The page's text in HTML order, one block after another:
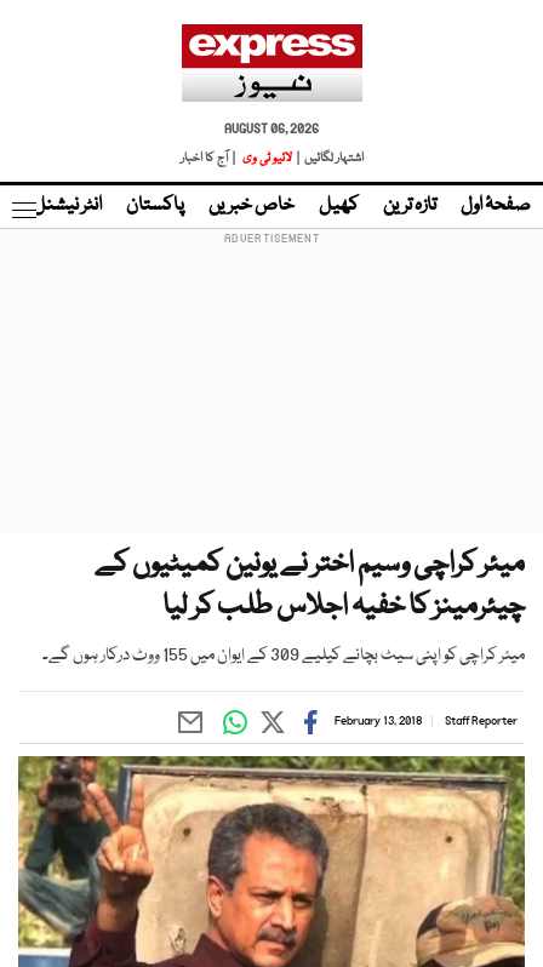
AUGUST 06, 2026
اشتہار لگائیں |
لائیو ٹی وی | آج کا اخبار
صفحۂ اول تازہ ترین کھیل خاص خبریں پاکستان انٹر نیشنل
میئر کراچی وسیم اختر نے یونین کمیٹیوں کے
چیئرمینز کا خفیہ اجلاس طلب کر لیا
میئر کراچی کو اپنی سیٹ بچانے کیلیے 309 کے ایوان میں 155 ووٹ درکار ہوں گے۔
Staff Reporter
February 13, 2018